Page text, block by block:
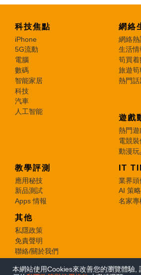
本網站使用Cookies來改善您的瀏覽體驗,
科技焦點
iPhone
5G流動
電腦
數碼
智能家居
科技
汽車
人工智能
網絡
網絡熱
生活情
筍買着
旅遊筍
熱門話
遊戲
熱門遊
電競裝
動漫玩
教學評測
應用秘技
新品測試
Apps 情報
IT
業界頭
AI 策略
名家專
其他
私隱政策
免責聲明
聯絡/關於我們
© 2026 e-zone. All Rights